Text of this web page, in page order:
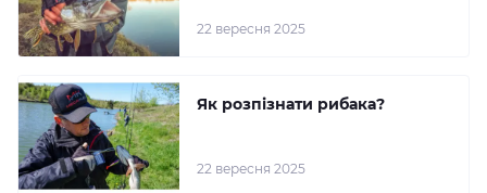
22 вересня 2025
22 вересня 2025
Як розпізнати рибака?